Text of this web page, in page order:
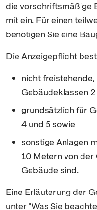
die vorschriftsmäßige
mit ein. Für einen
benötigen Sie eine
Die Anzeigepflicht
nicht
Gebäudeklassen 2
grundsätzlich für
4 und 5 sowie
sonstige Anlagen
10 Metern von der
Gebäude sind.
Eine Erläuterung der
unter "Was Sie